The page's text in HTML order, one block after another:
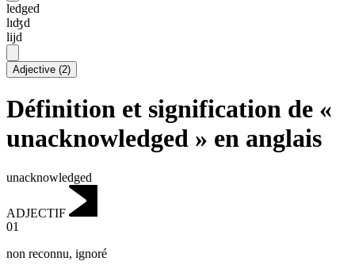
ledged
lɪʤd
lijd
Adjective (2)
Définition et signification de «
unacknowledged » en anglais
unacknowledged
ADJECTIF
01
non reconnu, ignoré